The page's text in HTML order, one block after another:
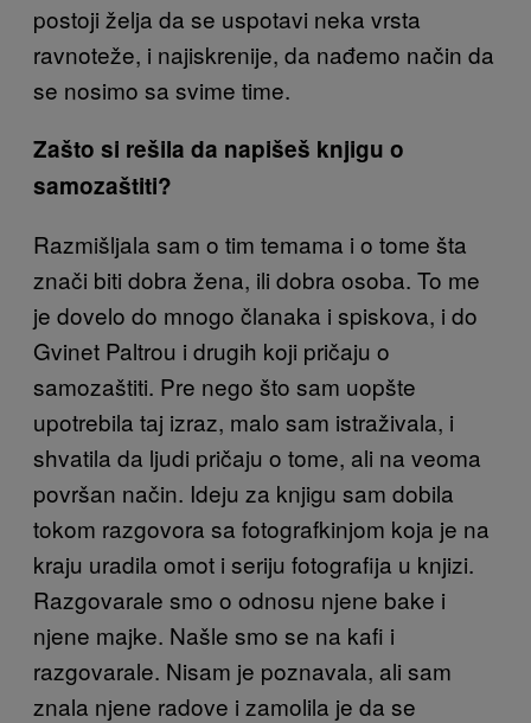
postoji želja da se uspotavi neka vrsta
ravnoteže, i najiskrenije, da nađemo način da
se nosimo sa svime time.
Zašto si rešila da napišeš knjigu o
samozaštiti?
Razmišljala sam o tim temama i o tome šta
znači biti dobra žena, ili dobra osoba. To me
je dovelo do mnogo članaka i spiskova, i do
Gvinet Paltrou i drugih koji pričaju o
samozaštiti. Pre nego što sam uopšte
upotrebila taj izraz, malo sam istraživala, i
shvatila da ljudi pričaju o tome, ali na veoma
površan način. Ideju za knjigu sam dobila
tokom razgovora sa fotografkinjom koja je na
kraju uradila omot i seriju fotografija u knjizi.
Razgovarale smo o odnosu njene bake i
njene majke. Našle smo se na kafi i
razgovarale. Nisam je poznavala, ali sam
znala njene radove i zamolila je da se